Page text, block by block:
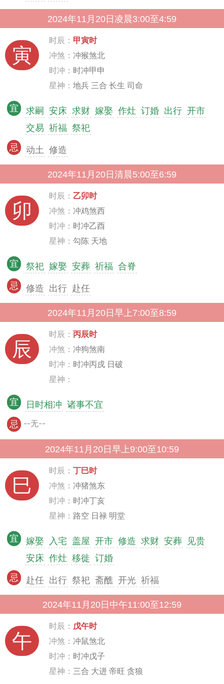
2024年11月20日凌晨3:00至4:59
寅
时辰： 甲寅时
冲煞： 冲猴煞北
时冲： 时冲甲申
星神： 地兵 三合 长生 司命
宜 求嗣 安床 求财 嫁娶 作灶 订婚 出行 开市
交易 祈福 祭祀
忌 动土 修造
2024年11月20日清晨5:00至6:59
卯
时辰： 乙卯时
冲煞： 冲鸡煞西
时冲： 时冲乙酉
星神： 勾陈 天地
宜 祭祀 嫁娶 安葬 祈福 合脊
忌 修造 出行 赴任
2024年11月20日早上7:00至8:59
辰
时辰： 丙辰时
冲煞： 冲狗煞南
时冲： 时冲丙戍 日破
星神：
宜 日时相冲 诸事不宜
忌 --无--
2024年11月20日早上9:00至10:59
巳
时辰： 丁巳时
冲煞： 冲猪煞东
时冲： 时冲丁亥
星神： 路空 日禄 明堂
宜 嫁娶 入宅 盖屋 开市 修造 求财 安葬
见贵
安床 作灶 移徙 订婚
忌 赴任 出行 祭祀 斋醮 开光 祈福
2024年11月20日中午11:00至12:59
午
时辰： 戊午时
冲煞： 冲鼠煞北
时冲： 时冲戊子
星神： 三合 大进 帝旺 贪狼